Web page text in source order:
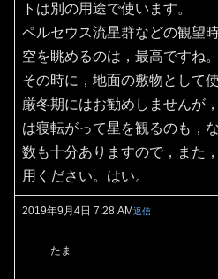
トは別の用途で使います。
ペルセウス流星群などの観望
空を眺めるのは，最高ですね。
その時に，地面の敷物として
厳冬期にはお勧めしませんが
は寝転がって星を観るのも，
数も十分ありますので，また
用ください。はい。
2019年9月4日 7:28 AM返信
たま